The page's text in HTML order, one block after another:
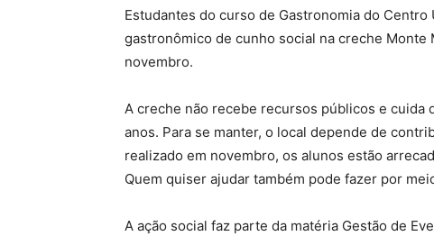
Estudantes do curso de Gastronomia do
gastronômico de cunho social na creche Monte
novembro.
A creche não recebe recursos públicos e cuida
anos. Para se manter, o local depende de
realizado em novembro, os alunos estão
Quem quiser ajudar também pode fazer por
A ação social faz parte da matéria Gestão de